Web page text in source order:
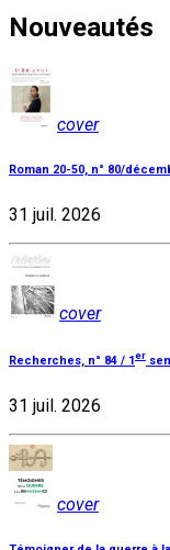
Nouveautés
cover
Roman 20-50, n° 80/
31 juil. 2026
cover
Recherches, n° 84 / 1 er
31 juil. 2026
cover